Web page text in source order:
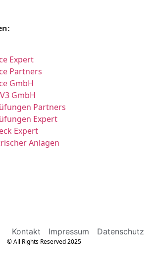
Expert
Partners
GmbH
GmbH
Partners
Expert
Expert
Anlagen
Kontakt Impressum Datenschutz
© All Rights Reserved 2025